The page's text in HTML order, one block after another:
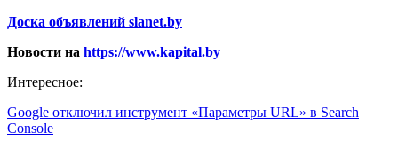
Доска объявлений slanet.by
Новости на https://www.kapital.by
Интересное:
Google отключил инструмент «Параметры URL» в Search
Console